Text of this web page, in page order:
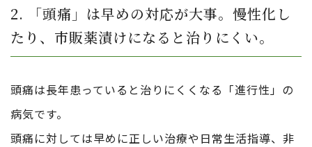
2. 「頭痛」は早めの対応が大事。慢性化し
たり、市販薬漬けになると治りにくい。
頭痛は長年患っていると治りにくくなる「進行性」の
病気です。
頭痛に対しては早めに正しい治療や日常生活指導、非